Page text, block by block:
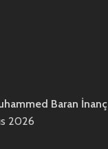
Baran İnanç
2026